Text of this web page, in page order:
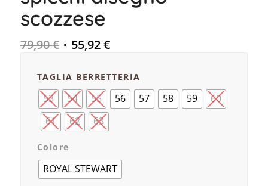
scozzese
79,90€ 55,92€
TAGLIA BERRETTERIA
53 54 55 56 57 58 59
60
61
62 63
Colore
ROYAL STEWART